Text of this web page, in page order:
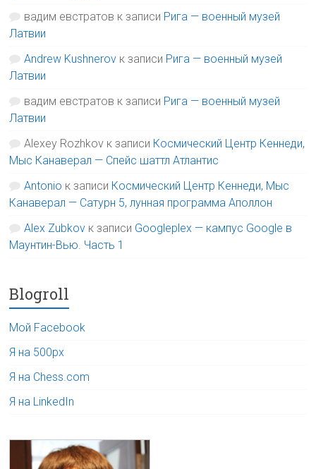
вадим евстратов к записи Рига — военный музей
Латвии
Andrew Kushnerov к записи Рига — военный музей
Латвии
вадим евстратов к записи Рига — военный музей
Латвии
Alexey Rozhkov к записи Космический Центр Кеннеди,
Мыс Канаверал — Спейс шаттл Атлантис
Antonio к записи Космический Центр Кеннеди, Мыс
Канаверал — Сатурн 5, лунная программа Аполлон
Alex Zubkov к записи Googleplex — кампус Google в
Маунтин-Вью. Часть 1
Blogroll
Мой Facebook
Я на 500px
Я на Chess.com
Я на LinkedIn